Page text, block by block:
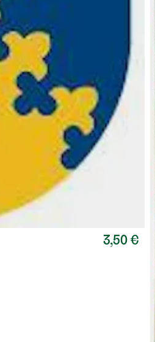
3,50 €